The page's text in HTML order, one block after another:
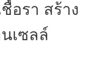
ชื้อรา สร้าง
เซลล์